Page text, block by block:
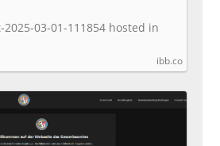
2025-03-01-111854 hosted in
ibb.co